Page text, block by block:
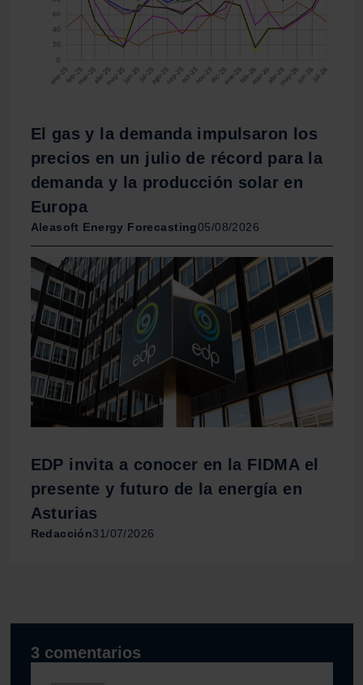
El gas y la demanda impulsaron los
precios en un julio de récord para la
demanda y la producción solar en
Europa
Aleasoft Energy Forecasting05/08/2026
EDP invita a conocer en la FIDMA el
presente y futuro de la energía en
Asturias
Redacción31/07/2026
3 comentarios